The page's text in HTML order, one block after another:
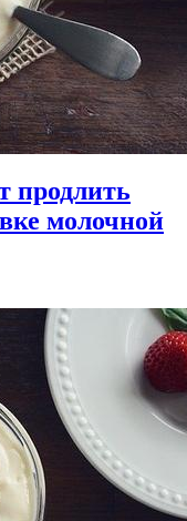
продлить
молочной